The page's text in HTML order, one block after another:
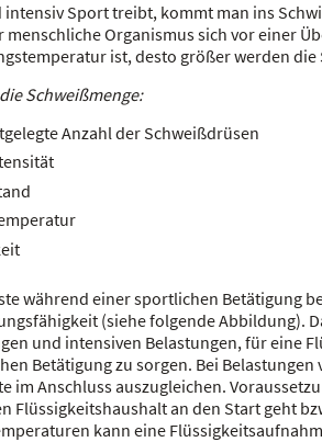
intensiv Sport treibt, kommt man ins
menschliche Organismus sich vor einer
ist, desto größer werden die
Schweißmenge:
Anzahl der Schweißdrüsen
während einer sportlichen Betätigung
(siehe folgende Abbildung).
und intensiven Belastungen, für eine
Betätigung zu sorgen. Bei Belastungen
im Anschluss auszugleichen.
Flüssigkeitshaushalt an den Start geht
kann eine